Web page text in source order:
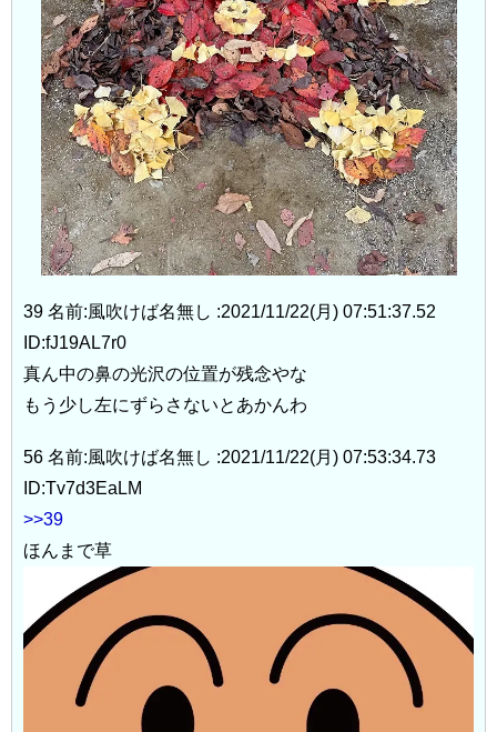
39 名前:風吹けば名無し :2021/11/22(月) 07:51:37.52
ID:fJ19AL7r0
真ん中の鼻の光沢の位置が残念やな
もう少し左にずらさないとあかんわ
56 名前:風吹けば名無し :2021/11/22(月) 07:53:34.73
ID:Tv7d3EaLM
>>39
ほんまで草